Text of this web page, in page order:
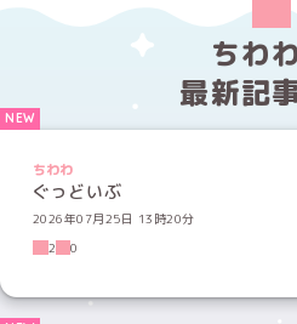
ちわ
最新記
ちわわ
ぐっどいぶ
2026年07月25日 13時20分
2
0